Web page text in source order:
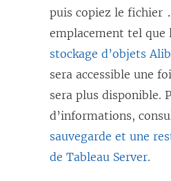
l
l
e
f
e
n
ê
t
a
n
s
u
n
e
n
o
puis copiez le fichier
emplacement tel que
stockage d’objets
sera accessible une
sera plus disponible.
d’informations,
sauvegarde et une
de Tableau Server.